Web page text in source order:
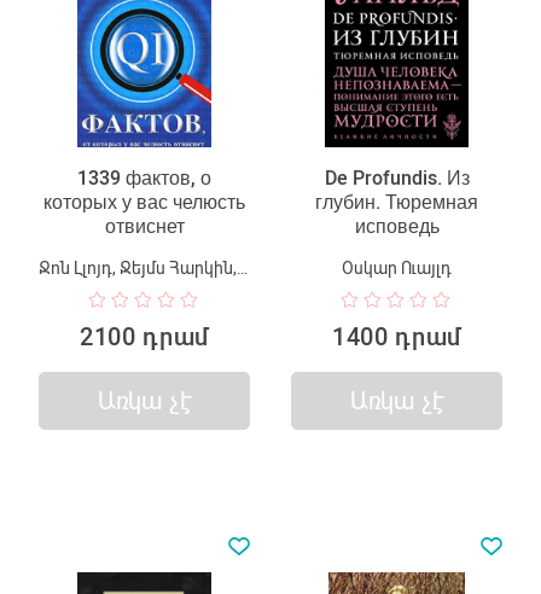
1339 фактов, о
которых у вас челюсть
отвиснет
2100 դրամ
Առկա չէ
De Profundis. Из
глубин. Тюремная
исповедь
Օսկար Ուայլդ
1400 դրամ
Առկա չէ